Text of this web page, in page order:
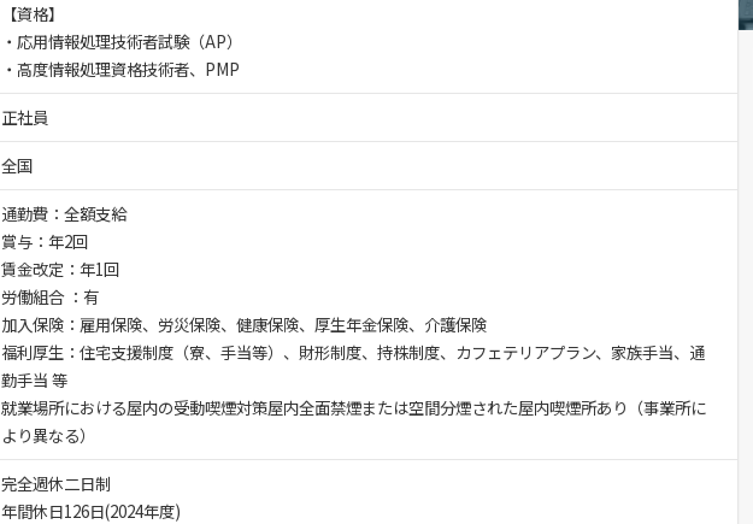
【資格】
・応用情報処理技術者試験（AP）
・高度情報処理資格技術者、PMP
正社員
全国
通勤費：全額支給
賞与：年2回
賃金改定：年1回
労働組合 ：有
加入保険：雇用保険、労災保険、健康保険、厚生年金保険、介護保険
福利厚生：住宅支援制度（寮、手当等）、財形制度、持株制度、カフェテリアプラン、家族手当、通
勤手当 等
就業場所における屋内の受動喫煙対策屋内全面禁煙または空間分煙された屋内喫煙所あり（事業所に
より異なる）
完全週休二日制
年間休日126日(2024年度)